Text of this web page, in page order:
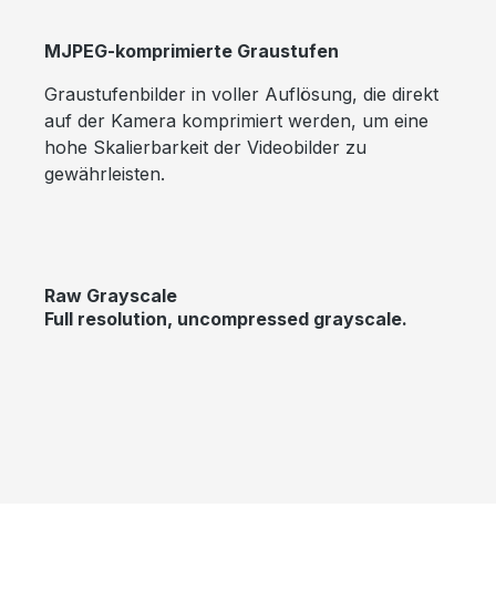
MJPEG-komprimierte Graustufen
Graustufenbilder in voller Auflösung, die direkt
auf der Kamera komprimiert werden, um eine
hohe Skalierbarkeit der Videobilder zu
gewährleisten.
Raw Grayscale
Full resolution, uncompressed grayscale.